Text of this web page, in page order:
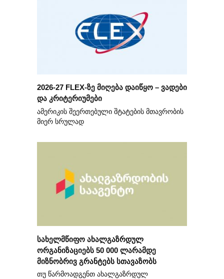
2026-27 FLEX-ზე მიღება დაიწყო – ვადები
და კრიტერიუმები
ამერიკის შეერთებული შტატების მთავრობის
მიერ სრულად
სახელმწიფო ახალგაზრდულ
ორგანიზაციებს 50 000 ლარამდე
მიზნობრივ გრანტებს სთავაზობს
თუ წარმოადგენთ ახალგაზრდულ